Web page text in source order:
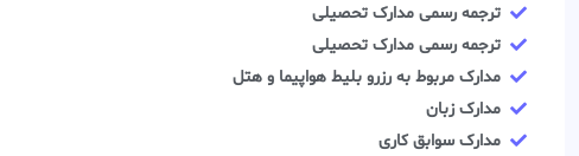
ترجمه رسمی مدارک تحصیلی
ترجمه رسمی مدارک تحصیلی
مدارک مربوط به رزرو بلیط هواپیما و هتل
مدارک زبان
مدارک سوابق کاری